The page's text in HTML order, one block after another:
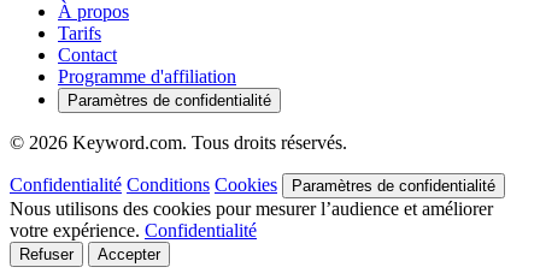
À propos
Tarifs
Contact
Programme d'affiliation
Paramètres de confidentialité
© 2026 Keyword.com. Tous droits réservés.
Confidentialité Conditions Cookies Paramètres de confidentialité
Nous utilisons des cookies pour mesurer l’audience et améliorer
votre expérience. Confidentialité
Refuser Accepter